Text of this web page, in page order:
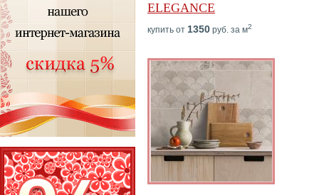
ELEGANCE
купить от 1350 руб. за м2